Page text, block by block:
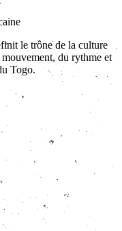
le trône de la culture
du rythme et
Togo.